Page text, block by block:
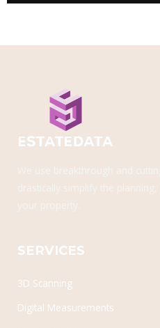
SERVICES
3D Scanning
Digital Measurements